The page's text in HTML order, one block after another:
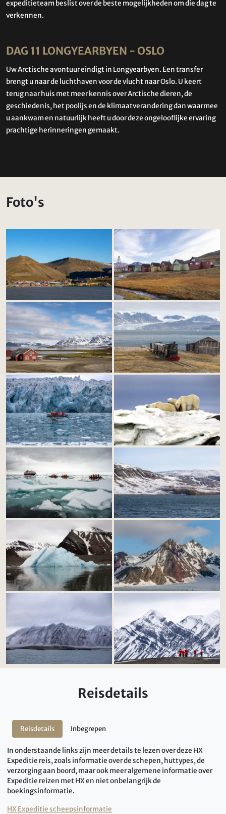
expeditieteam beslist over de beste mogelijkheden om die dag te
verkennen.
DAG 11 LONGYEARBYEN - OSLO
Uw Arctische avontuur eindigt in Longyearbyen. Een transfer
brengt u naar de luchthaven voor de vlucht naar Oslo. U keert
terug naar huis met meer kennis over Arctische dieren, de
geschiedenis, het poolijs en de klimaatverandering dan waarmee
u aankwam en natuurlijk heeft u door deze ongelooflijke ervaring
prachtige herinneringen gemaakt.
Foto's
Reisdetails
Reisdetails Inbegrepen
In onderstaande links zijn meer details te lezen over deze HX
Expeditie reis, zoals informatie over de schepen, huttypes, de
verzorging aan boord, maar ook meer algemene informatie over
Expeditie reizen met HX en niet onbelangrijk de
boekingsinformatie.
HX Expeditie scheepsinformatie